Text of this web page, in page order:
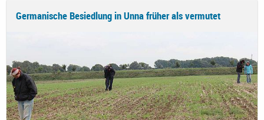
Germanische Besiedlung in Unna früher als vermutet